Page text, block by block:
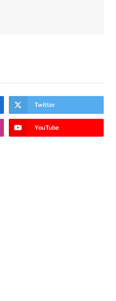
Twitter
YouTube